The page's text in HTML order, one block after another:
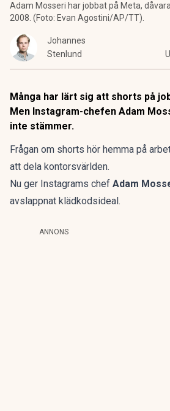
Adam Mosseri har jobbat på Meta,
2008. (Foto: Evan Agostini/AP/TT).
Johannes
Stenlund
Många har lärt sig att shorts på
Men Instagram-chefen Adam
inte stämmer.
Frågan om shorts hör hemma på
att dela kontorsvärlden.
Nu ger Instagrams chef Adam
avslappnat klädkodsideal.
ANNONS